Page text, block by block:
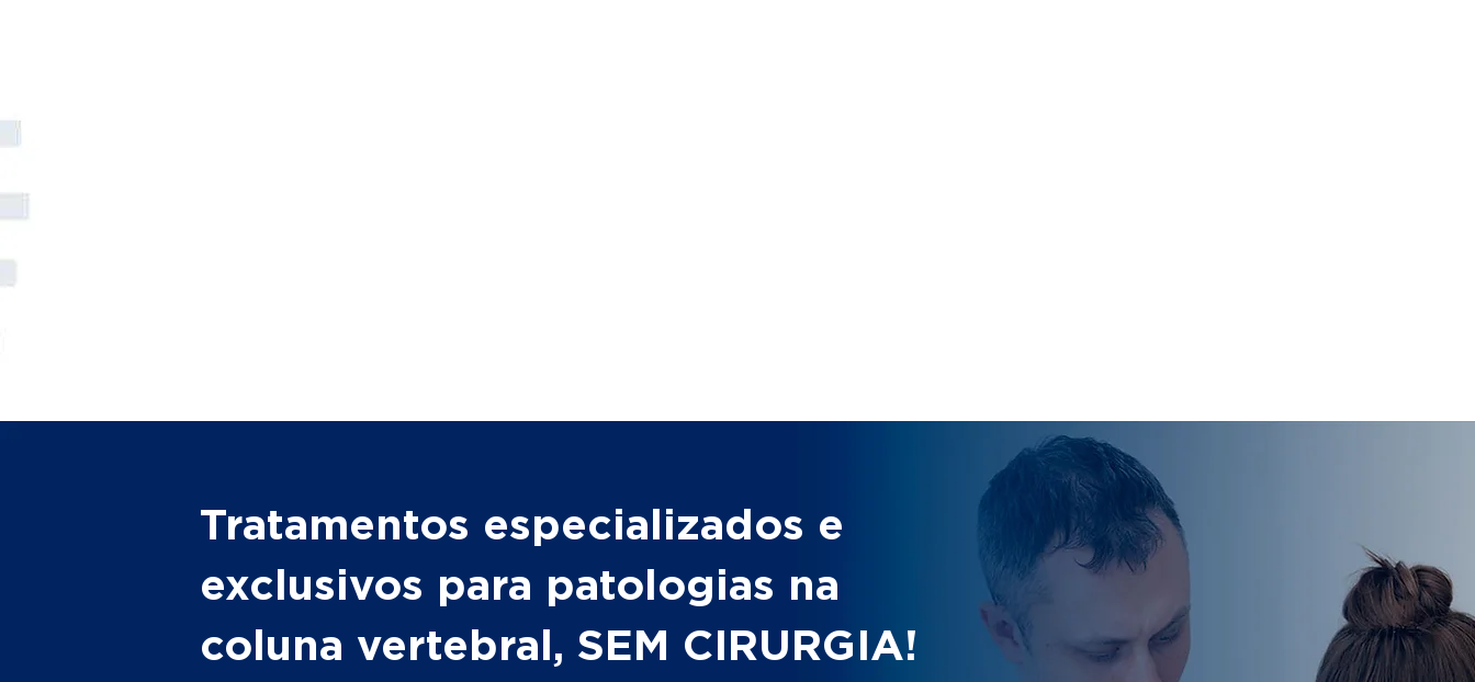
Tratamentos especializados e
exclusivos para patologias na
coluna vertebral, SEM CIRURGIA!